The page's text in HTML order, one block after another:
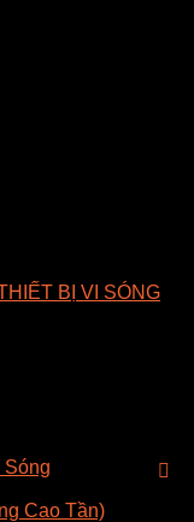
BỊ VI SÓNG
Sóng
Cao Tần)